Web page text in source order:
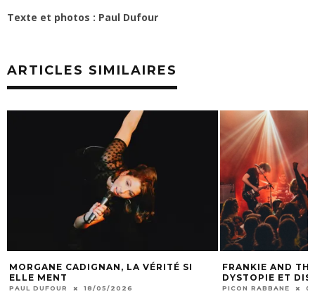
Texte et photos : Paul Dufour
ARTICLES SIMILAIRES
MORGANE CADIGNAN, LA VÉRITÉ SI
ELLE MENT
PAUL DUFOUR 18/05/2026
FRANKIE AND
DYSTOPIE ET
PICON RABBANE